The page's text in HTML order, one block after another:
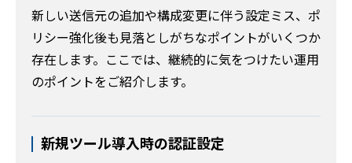
新しい送信元の追加や構成変更に伴う設定ミス、ポ
リシー強化後も見落としがちなポイントがいくつか
存在します。ここでは、継続的に気をつけたい運用
のポイントをご紹介します。
新規ツール導入時の認証設定